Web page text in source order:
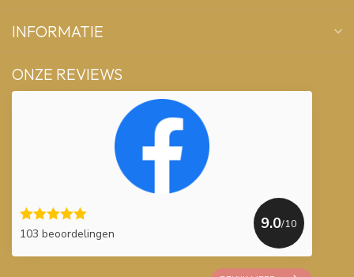
INFORMATIE
ONZE REVIEWS
103 beoordelingen
9.0/10